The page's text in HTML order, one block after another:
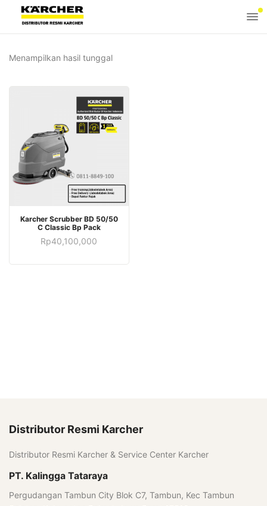
Menampilkan hasil tunggal
Karcher Scrubber BD 50/50
C Classic Bp Pack
Rp40,100,000
Distributor Resmi Karcher
Distributor Resmi Karcher & Service Center Karcher
PT. Kalingga Tataraya
Pergudangan Tambun City Blok C7, Tambun, Kec Tambun